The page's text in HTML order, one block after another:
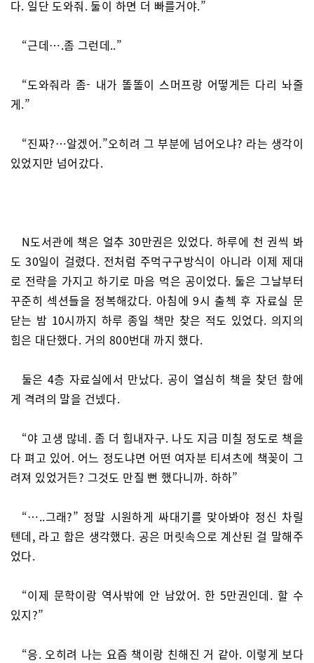
다. 일단 도와줘. 둘이 하면 더 빠를거야.”
“근데….좀 그런데..”
“도와줘라 좀- 내가 똘똘이 스머프랑 어떻게든 다리 놔줄
게.”
“진짜?…알겠어.”오히려 그 부분에 넘어오냐? 라는 생각이
있었지만 넘어갔다.
N도서관에 책은 얼추 30만권은 있었다. 하루에 천 권씩 봐
도 30일이 걸렸다. 전처럼 주먹구구방식이 아니라 이제 제대
로 전략을 가지고 하기로 마음 먹은 공이었다. 둘은 그날부터
꾸준히 섹션들을 정복해갔다. 아침에 9시 출첵 후 자료실 문
닫는 밤 10시까지 하루 종일 책만 찾은 적도 있었다. 의지의
힘은 대단했다. 거의 800번대 까지 했다.
둘은 4층 자료실에서 만났다. 공이 열심히 책을 찾던 함에
게 격려의 말을 건넸다.
“야 고생 많네. 좀 더 힘내자구. 나도 지금 미칠 정도로 책을
다 펴고 있어. 어느 정도냐면 어떤 여자분 티셔츠에 책꽂이 그
려져 있었거든? 그것도 만질 뻔 했다니까. 하하”
“…..그래?” 정말 시원하게 싸대기를 맞아봐야 정신 차릴
텐데, 라고 함은 생각했다. 공은 머릿속으로 계산된 걸 말해주
었다.
“이제 문학이랑 역사밖에 안 남았어. 한 5만권인데. 할 수
있지?”
“응. 오히려 나는 요즘 책이랑 친해진 거 같아. 이렇게 보다